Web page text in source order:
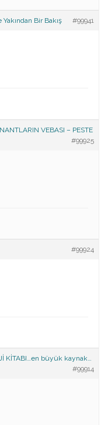
Bir Bakış #99941
VEBASI – PESTE
#99925
#99924
KİTABI…en büyük kaynak…
#99914